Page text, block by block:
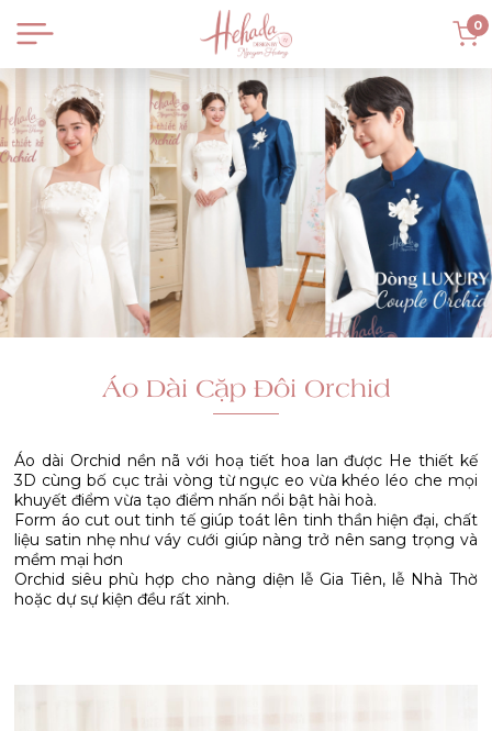
0
Áo Dài Cặp Đôi Orchid
Áo dài Orchid nền nã với hoạ tiết hoa lan được He thiết kế
3D cùng bố cục trải vòng từ ngực eo vừa khéo léo che mọi
khuyết điểm vừa tạo điểm nhấn nổi bật hài hoà.
Form áo cut out tinh tế giúp toát lên tinh thần hiện đại, chất
liệu satin nhẹ như váy cưới giúp nàng trở nên sang trọng và
mềm mại hơn
Orchid siêu phù hợp cho nàng diện lễ Gia Tiên, lễ Nhà Thờ